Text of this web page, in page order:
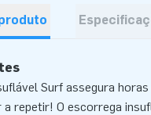
Surf assegura
repetir! O escorrega